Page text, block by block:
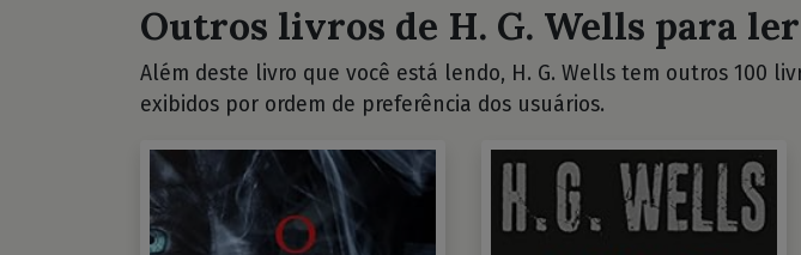
Outros livros de H. G. Wells para
Além deste livro que você está lendo, H. G. Wells tem outros 100
exibidos por ordem de preferência dos usuários.